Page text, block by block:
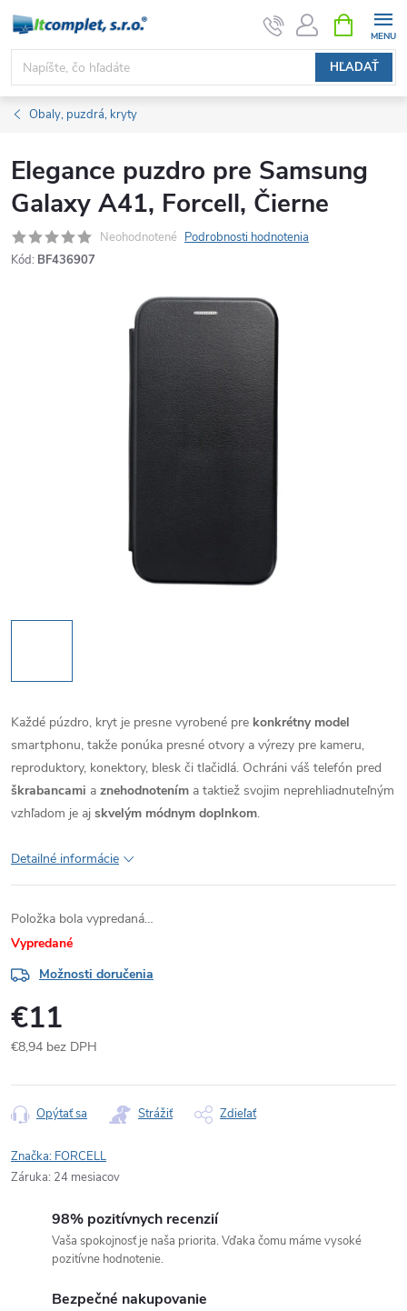
Prejsť
obsah
HĽADAŤ
KOŠÍK
Obaly, puzdrá, kryty
Elegance puzdro pre Samsung
Galaxy A41, Forcell, Čierne
Neohodnotené Podrobnosti hodnotenia
Kód: BF436907
Každé púzdro, kryt je presne vyrobené pre konkrétny model
smartphonu, takže ponúka presné otvory a výrezy pre kameru,
reproduktory, konektory, blesk či tlačidlá. Ochráni váš telefón pred
škrabancami a znehodnotením a taktiež svojim neprehliadnuteľným
vzhľadom je aj skvelým módnym doplnkom.
Detailné informácie
Položka bola vypredaná…
Vypredané
Možnosti doručenia
€11
€8,94 bez DPH
cena:
Opýtať sa Strážiť Zdieľať
Značka: FORCELL
Záruka: 24 mesiacov
98% pozitívnych recenzií
Vaša spokojnosť je naša priorita. Vďaka čomu máme vysoké
pozitívne hodnotenie.
Bezpečné nakupovanie